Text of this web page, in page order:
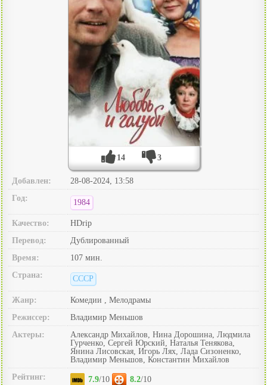
14 3
Добавлен:
28-08-2024, 13:58
Год:
1984
Качество:
HDrip
Перевод:
Дублированный
Время:
107 мин.
Страна:
СССР
Жанр:
Комедии , Мелодрамы
Режиссер:
Владимир Меньшов
Актеры:
Александр Михайлов, Нина Дорошина, Людмила
Гурченко, Сергей Юрский, Наталья Тенякова,
Янина Лисовская, Игорь Лях, Лада Сизоненко,
Владимир Меньшов, Константин Михайлов
Рейтинг:
7.9/10 8.2/10